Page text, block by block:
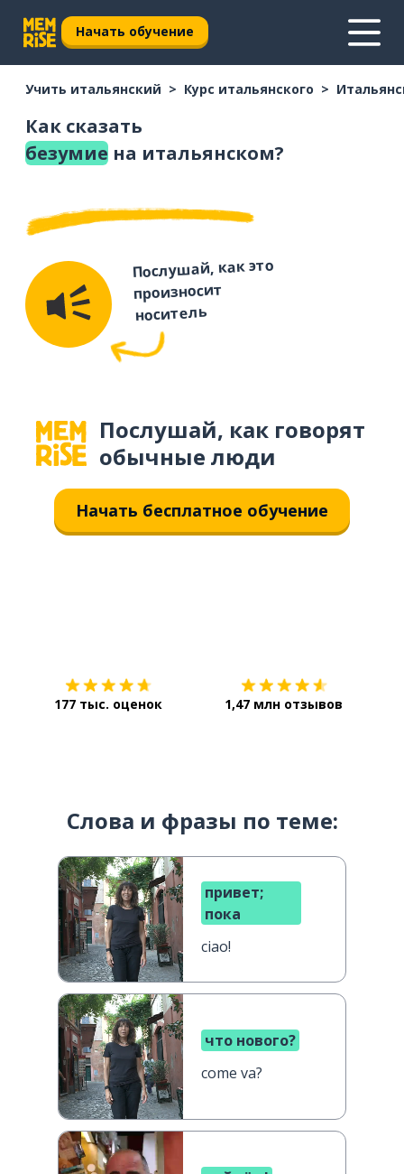
Начать обучение
Учить итальянский Курс итальянского
Как сказать
безумие на итальянском?
Послушай, как это
произносит
носитель
Послушай, как говорят
обычные люди
Начать бесплатное обучение
177 тыс. оценок 1,47 млн отзывов
Слова и фразы по теме:
привет;
пока
ciao!
что нового?
come va?